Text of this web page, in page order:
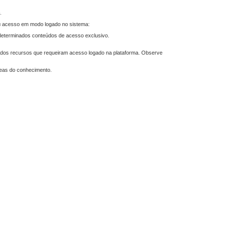
em modo logado no sistema:
conteúdos de acesso exclusivo.
recursos que requeiram acesso logado na plataforma. Observe
do conhecimento.